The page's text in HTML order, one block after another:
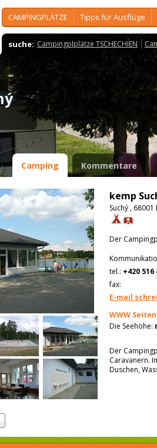
CAMPINGPLÄTZE Tipps für Ausflüge
suche: Campingplplätze TSCHECHIEN
Camping Kommentare
kemp
Suchý ,
Der
tel.: +420 516
fax:
E-mail
WWW Seiten
Die Seehöhe:
Der
Caravanern.
Duschen,